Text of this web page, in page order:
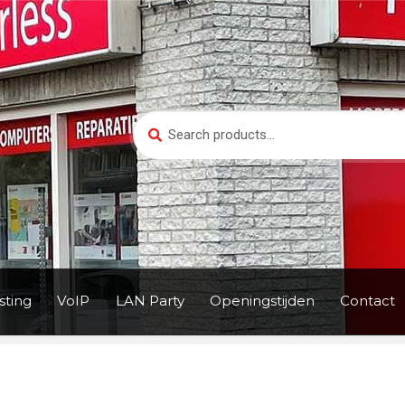
Search
for:
Search
VoIP LAN Party Openingstijden Contact